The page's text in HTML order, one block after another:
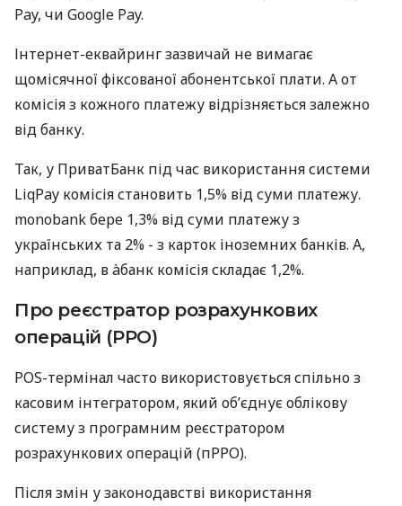
Pay, чи Google Pay.
Інтернет-еквайринг зазвичай не вимагає
щомісячної фіксованої абонентської плати. А от
комісія з кожного платежу відрізняється залежно
від банку.
Так, у ПриватБанк під час використання системи
LiqPay комісія становить 1,5% від суми платежу.
monobank бере 1,3% від суми платежу з
українських та 2% - з карток іноземних банків. А,
наприклад, в àбанк комісія складає 1,2%.
Про реєстратор розрахункових
операцій (РРО)
POS-термінал часто використовується спільно з
касовим інтегратором, який об’єднує облікову
систему з програмним реєстратором
розрахункових операцій (пРРО).
Після змін у законодавстві використання